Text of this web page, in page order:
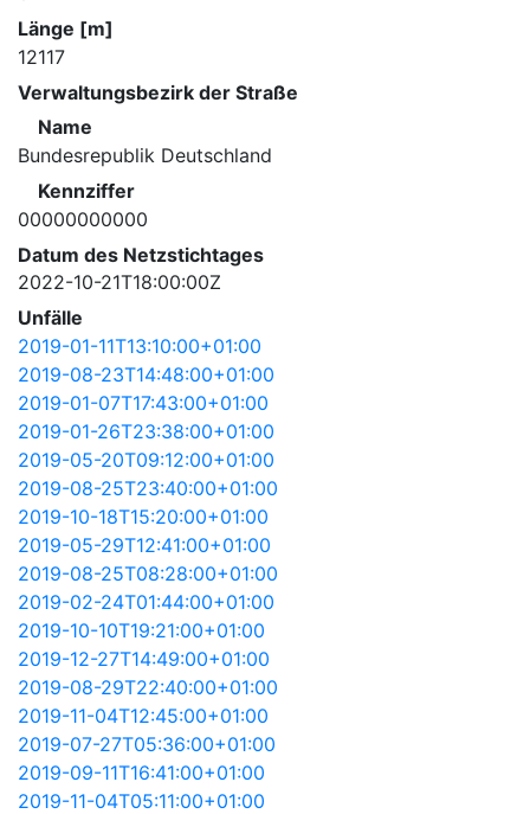
Länge [m]
12117
Verwaltungsbezirk der Straße
Name
Bundesrepublik Deutschland
Kennziffer
00000000000
Datum des Netzstichtages
2022-10-21T18:00:00Z
Unfälle
2019-01-11T13:10:00+01:00
2019-08-23T14:48:00+01:00
2019-01-07T17:43:00+01:00
2019-01-26T23:38:00+01:00
2019-05-20T09:12:00+01:00
2019-08-25T23:40:00+01:00
2019-10-18T15:20:00+01:00
2019-05-29T12:41:00+01:00
2019-08-25T08:28:00+01:00
2019-02-24T01:44:00+01:00
2019-10-10T19:21:00+01:00
2019-12-27T14:49:00+01:00
2019-08-29T22:40:00+01:00
2019-11-04T12:45:00+01:00
2019-07-27T05:36:00+01:00
2019-09-11T16:41:00+01:00
2019-11-04T05:11:00+01:00